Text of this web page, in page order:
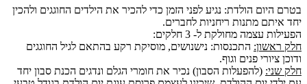
בטרם היום הולדת: נגיע לפני הזמן כדי להכיר את הילדים החוגגים ולהכין
יחד איתם מתנות ריחניות לחברים.
הפעילות עצמה מחולקת ל- 3 חלקים:
חלק ראשון: התכנסות: נישנושים, מוסיקת רקע בהתאם לגיל החוגגים
ודוכן ציורי פנים וגוף.
חלק שני: (להפעלות הסבון) נכיר את חומרי הגלם ונדגים הכנת סבון יחד